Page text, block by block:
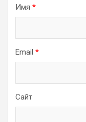
Имя *
Email *
Сайт